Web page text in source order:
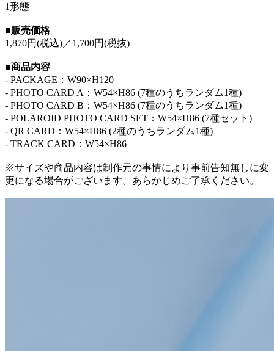
1形態
■販売価格
1,870円(税込)／1,700円(税抜)
■商品内容
- PACKAGE：W90×H120
- PHOTO CARD A：W54×H86 (7種のうちランダム1種)
- PHOTO CARD B：W54×H86 (7種のうちランダム1種)
- POLAROID PHOTO CARD SET：W54×H86 (7種セット)
- QR CARD：W54×H86 (2種のうちランダム1種)
- TRACK CARD：W54×H86
※サイズや商品内容は制作元の事情により事前告知無しに変
更になる場合がございます。あらかじめご了承ください。